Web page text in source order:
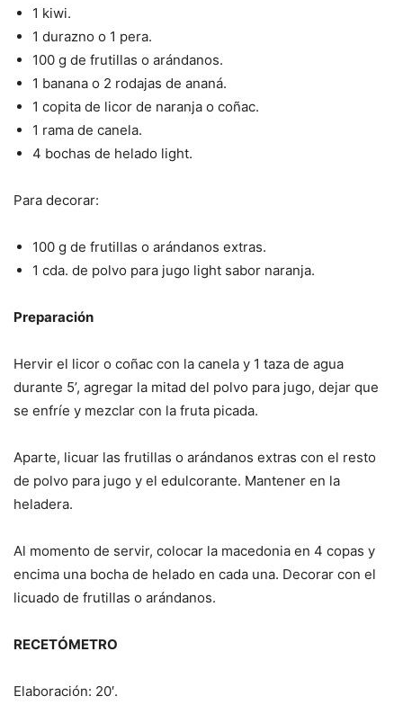
1 kiwi.
1 durazno o 1 pera.
100 g de frutillas o arándanos.
1 banana o 2 rodajas de ananá.
1 copita de licor de naranja o coñac.
1 rama de canela.
4 bochas de helado light.
Para decorar:
100 g de frutillas o arándanos extras.
1 cda. de polvo para jugo light sabor naranja.
Preparación
Hervir el licor o coñac con la canela y 1 taza de agua
durante 5’, agregar la mitad del polvo para jugo, dejar que
se enfríe y mezclar con la fruta picada.
Aparte, licuar las frutillas o arándanos extras con el resto
de polvo para jugo y el edulcorante. Mantener en la
heladera.
Al momento de servir, colocar la macedonia en 4 copas y
encima una bocha de helado en cada una. Decorar con el
licuado de frutillas o arándanos.
RECETÓMETRO
Elaboración: 20′.